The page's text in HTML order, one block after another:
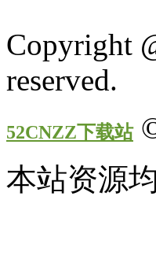
Copyright
reserved.
52CNZZ下载站
本站资源